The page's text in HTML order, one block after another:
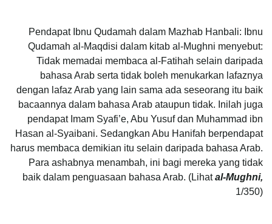
Pendapat Ibnu Qudamah dalam Mazhab Hanbali:
Ibnu
Qudamah al-Maqdisi dalam kitab al-Mughni menyebut:
Tidak memadai membaca al-Fatihah selain daripada
bahasa Arab serta tidak boleh menukarkan lafaznya
dengan lafaz Arab yang lain sama ada seseorang itu baik
bacaannya dalam bahasa Arab ataupun tidak. Inilah juga
pendapat Imam Syafi’e, Abu Yusuf dan Muhammad ibn
Hasan al-Syaibani. Sedangkan Abu Hanifah berpendapat
harus membaca demikian itu selain daripada bahasa Arab.
Para ashabnya menambah, ini bagi mereka yang tidak
baik dalam penguasaan bahasa Arab. (Lihatal-Mughni,
1/350)